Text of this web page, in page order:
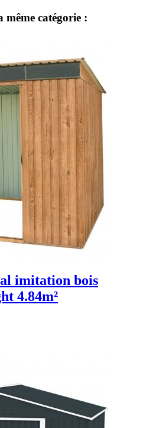
catégorie :
imitation bois
4.84m²